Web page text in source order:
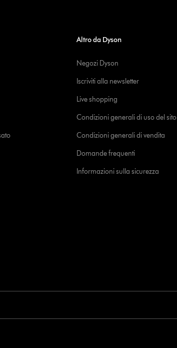
Altro da Dyson
Negozi Dyson
Iscriviti alla newsletter
Live shopping
Condizioni generali di uso del sito
Condizioni generali di vendita
Domande frequenti
Informazioni sulla sicurezza